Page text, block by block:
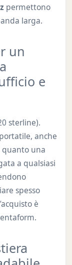
permettono
larga.
un
e
sterline).
anche
quanto una
a qualsiasi
spesso
è